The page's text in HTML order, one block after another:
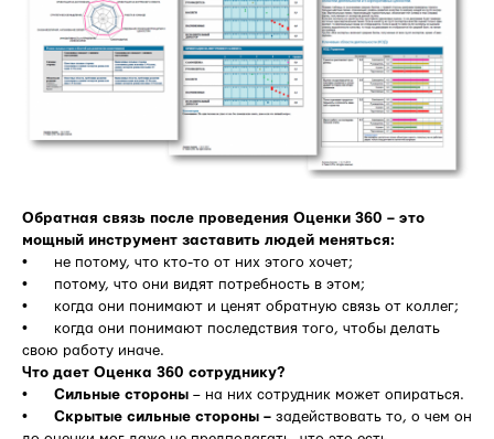
Обратная связь после проведения Оценки 360 – это
мощный инструмент заставить людей меняться:
• не потому, что кто-то от них этого хочет;
• потому, что они видят потребность в этом;
• когда они понимают и ценят обратную связь от коллег;
• когда они понимают последствия того, чтобы делать
свою работу иначе.
Что дает Оценка 360 сотруднику?
• Сильные стороны – на них сотрудник может опираться.
• Скрытые сильные стороны – задействовать то, о чем он